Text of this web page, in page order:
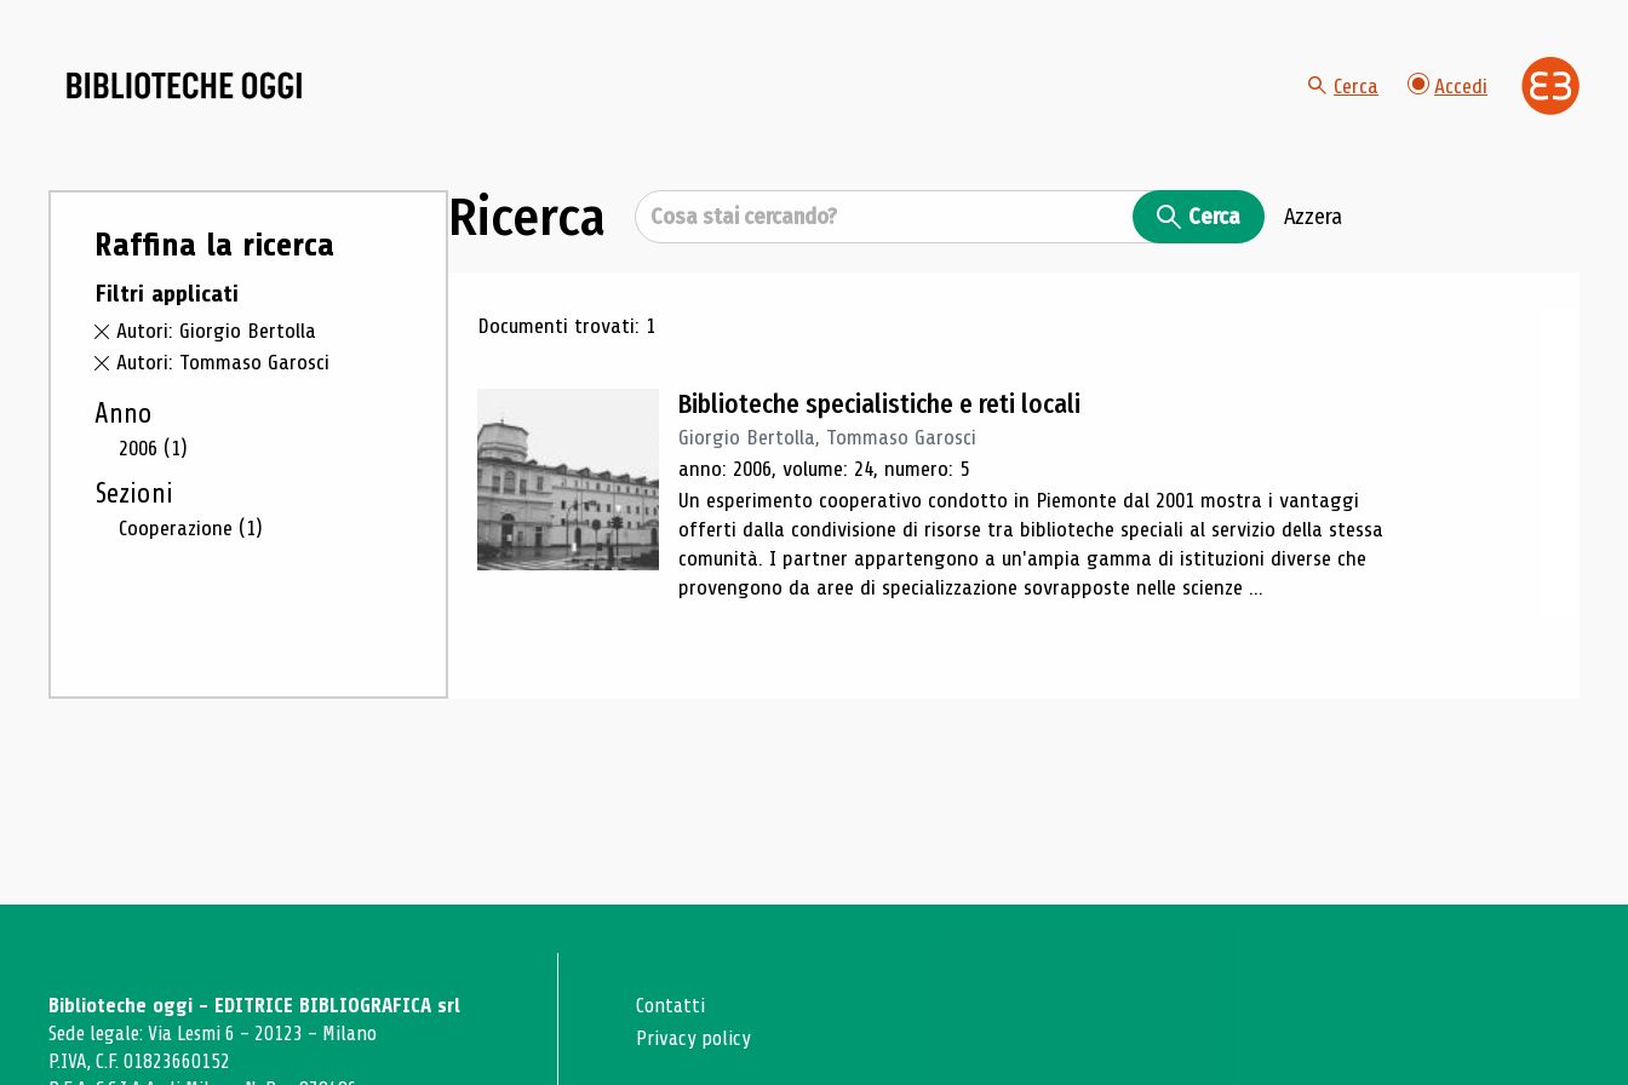
Cerca Accedi
Raffina la ricerca
Filtri applicati
Autori: Giorgio Bertolla
Autori: Tommaso Garosci
Anno
2006 (1)
Sezioni
Cooperazione (1)
Ricerca Cerca Cerca Azzera
Risultati di ricerca
Documenti trovati: 1
Biblioteche specialistiche e reti locali
Giorgio Bertolla, Tommaso Garosci
anno: 2006, volume: 24, numero: 5
Un esperimento cooperativo condotto in Piemonte dal 2001 mostra i vantaggi
offerti dalla condivisione di risorse tra biblioteche speciali al servizio della stessa
comunità. I partner appartengono a un'ampia gamma di istituzioni diverse che
provengono da aree di specializzazione sovrapposte nelle scienze ...
Biblioteche oggi - EDITRICE BIBLIOGRAFICA srl
Sede legale: Via Lesmi 6 - 20123 - Milano
P.IVA, C.F. 01823660152
Contatti
Privacy policy